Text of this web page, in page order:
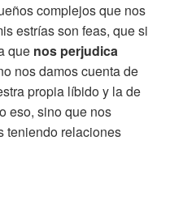
complejos que nos
estrías son feas, que si
que nos perjudica
nos damos cuenta de
propia líbido y la de
eso, sino que nos
teniendo relaciones